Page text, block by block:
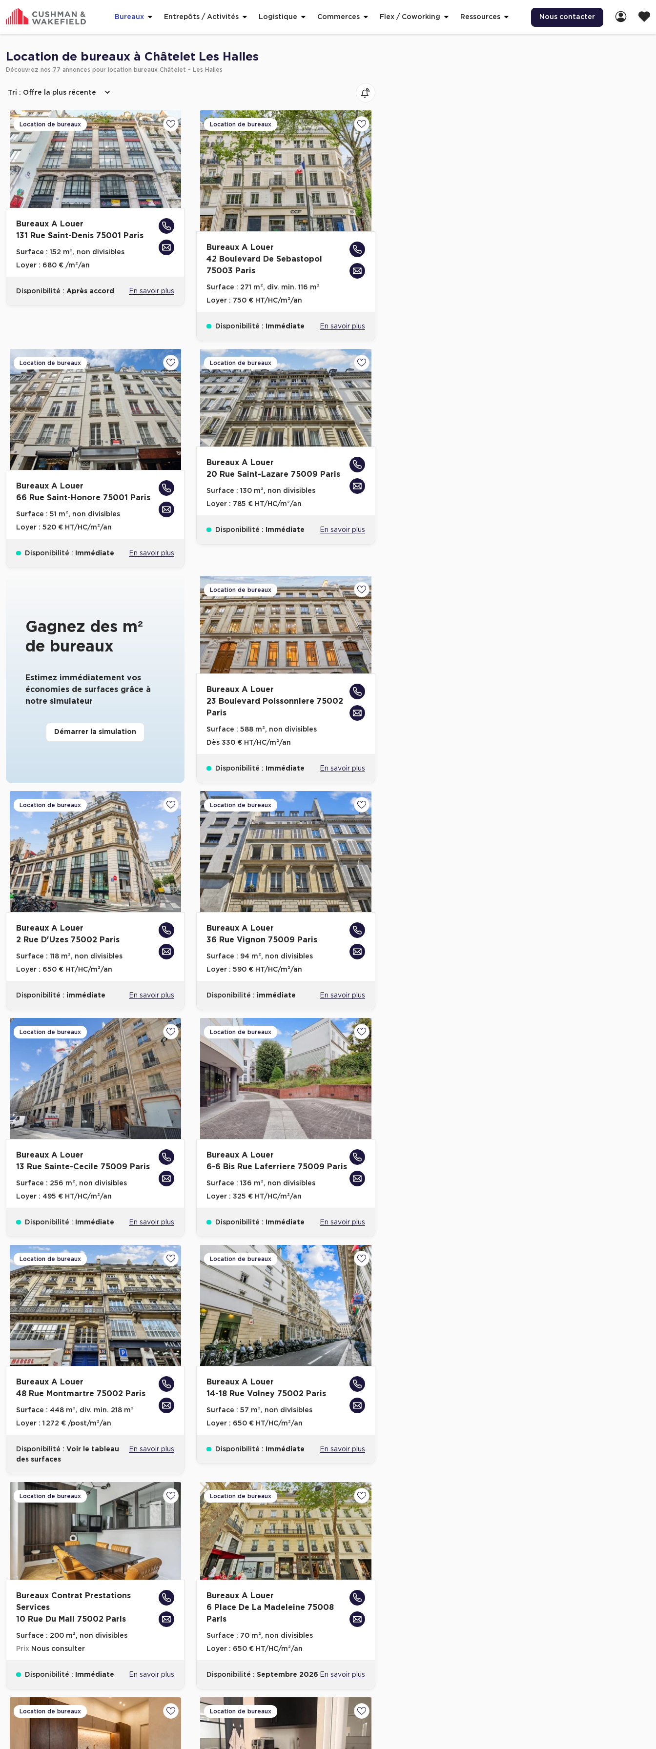
Bureaux Entrepôts / Activités Logistique Commerces Flex / Coworking Ressources Nous contacter
Location de bureaux à Châtelet Les Halles
Découvrez nos 77 annonces pour location bureaux Châtelet - Les Halles
Location de bureaux
Ajouter aux favoris
Bureaux A Louer
131 Rue Saint-Denis 75001 Paris
Surface : 152 m², non divisibles
Loyer : 680 € /m²/an
Disponibilité : Après accord En savoir plus
Location de bureaux
Ajouter aux favoris
Bureaux A Louer
42 Boulevard De Sebastopol
75003 Paris
Surface : 271 m², div. min. 116 m²
Loyer : 750 € HT/HC/m²/an
Disponibilité : Immédiate En savoir plus
Location de bureaux
Ajouter aux favoris
Bureaux A Louer
66 Rue Saint-Honore 75001 Paris
Surface : 51 m², non divisibles
Loyer : 520 € HT/HC/m²/an
Disponibilité : Immédiate En savoir plus
Location de bureaux
Ajouter aux favoris
Bureaux A Louer
20 Rue Saint-Lazare 75009 Paris
Surface : 130 m², non divisibles
Loyer : 785 € HT/HC/m²/an
Disponibilité : Immédiate En savoir plus
Gagnez des m²
de bureaux
Estimez immédiatement vos
économies de surfaces grâce à
notre simulateur
Démarrer la simulation
Location de bureaux
Ajouter aux favoris
Bureaux A Louer
23 Boulevard Poissonniere 75002
Paris
Surface : 588 m², non divisibles
Dès330 € HT/HC/m²/an
Disponibilité : Immédiate En savoir plus
Location de bureaux
Ajouter aux favoris
Bureaux A Louer
2 Rue D'Uzes 75002 Paris
Surface : 118 m², non divisibles
Loyer : 650 € HT/HC/m²/an
Disponibilité : immédiate En savoir plus
Location de bureaux
Ajouter aux favoris
Bureaux A Louer
36 Rue Vignon 75009 Paris
Surface : 94 m², non divisibles
Loyer :590 € HT/HC/m²/an
Disponibilité : immédiate En savoir plus
Location de bureaux
Ajouter aux favoris
Bureaux A Louer
13 Rue Sainte-Cecile 75009 Paris
Surface : 256 m², non divisibles
Loyer : 495 € HT/HC/m²/an
Disponibilité : Immédiate En savoir plus
Location de bureaux
Ajouter aux favoris
Bureaux A Louer
6-6 Bis Rue Laferriere 75009 Paris
Surface : 136 m², non divisibles
Loyer :325 € HT/HC/m²/an
Disponibilité : Immédiate En savoir plus
Location de bureaux
Ajouter aux favoris
Bureaux A Louer
48 Rue Montmartre 75002 Paris
Surface : 448 m², div. min. 218 m²
Loyer : 1 272 € /post/m²/an
Disponibilité : Voir le tableau
des surfaces
En savoir plus
Location de bureaux
Ajouter aux favoris
Bureaux A Louer
14-18 Rue Volney 75002 Paris
Surface : 57 m², non divisibles
Loyer : 650 € HT/HC/m²/an
Disponibilité : Immédiate En savoir plus
Location de bureaux
Ajouter aux favoris
Bureaux Contrat Prestations
Services
10 Rue Du Mail 75002 Paris
Surface : 200 m², non divisibles
Prix Nous consulter
Disponibilité : Immédiate En savoir plus
Location de bureaux
Ajouter aux favoris
Bureaux A Louer
6 Place De La Madeleine 75008
Paris
Surface : 70 m², non divisibles
Loyer : 650 € HT/HC/m²/an
Disponibilité :Septembre 2026 En savoir plus
Location de bureaux
Ajouter aux favoris
Location de bureaux
Ajouter aux favoris